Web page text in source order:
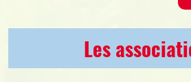
Les